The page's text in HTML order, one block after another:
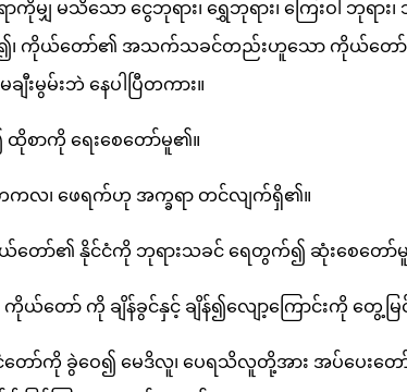
ကိုမျှ မသိသော ငွေဘုရား၊ ရွှေဘုရား၊ ကြေးဝါ ဘုရား
မွမ်း၍၊ ကိုယ်တော်၏ အသက်သခင်တည်းဟူသော ကိုယ်တ
းမွမ်းဘဲ နေပါပြီတကား။
စာကို ရေးစေတော်မူ၏။
တေကလ၊ ဖေရက်ဟု အက္ခရာ တင်လျက်ရှိ၏။
ယ်တော်၏ နိုင်ငံကို ဘုရားသခင် ရေတွက်၍ ဆုံးစေတော်
တော် ကို ချိန်ခွင်နှင့် ချိန်၍လျော့ကြောင်းကို တွေ့မြ
ငံတော်ကို ခွဲဝေ၍ မေဒိလူ၊ ပေရသိလူတို့အား အပ်ပေး